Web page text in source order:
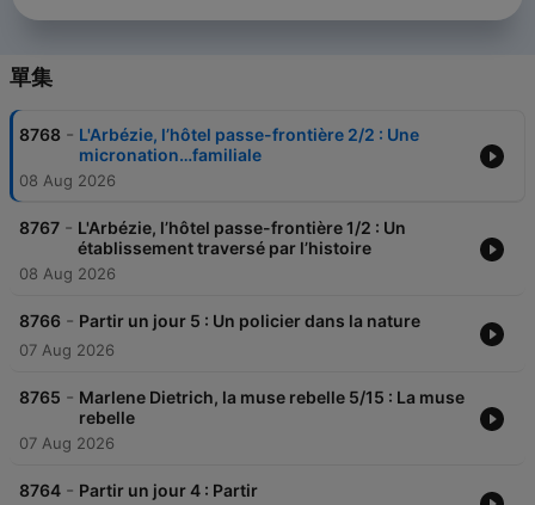
單集
8768 - L'Arbézie, l’hôtel passe-frontière 2/2 : Une
micronation…familiale
08 Aug 2026
8767 - L'Arbézie, l’hôtel passe-frontière 1/2 : Un
établissement traversé par l’histoire
08 Aug 2026
8766 - Partir un jour 5 : Un policier dans la nature
07 Aug 2026
8765 - Marlene Dietrich, la muse rebelle 5/15 : La muse
rebelle
07 Aug 2026
8764 - Partir un jour 4 : Partir